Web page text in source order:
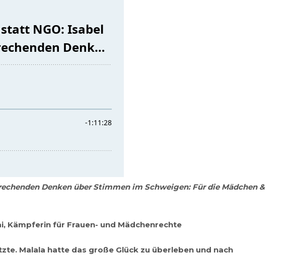
Denken über Stimmen im Schweigen: Für die Mädchen &
Kämpferin für Frauen- und Mädchenrechte
Malala hatte das große Glück zu überleben und nach